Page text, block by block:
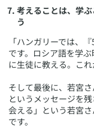
考えることは、学
う
「ハンガリーでは、
です。ロシア語を学
に生徒に教える。こ
そして最後に、若宮
というメッセージを
会える」という若宮
です。